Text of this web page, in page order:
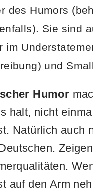
des Humors
Sie sind
im
und
Humor
halt, nicht
Natürlich auch
auf den Arm